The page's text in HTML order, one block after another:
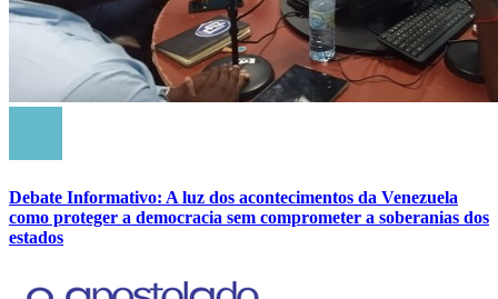
Debate Informativo: A luz dos acontecimentos da Venezuela
como proteger a democracia sem comprometer a soberanias dos
estados